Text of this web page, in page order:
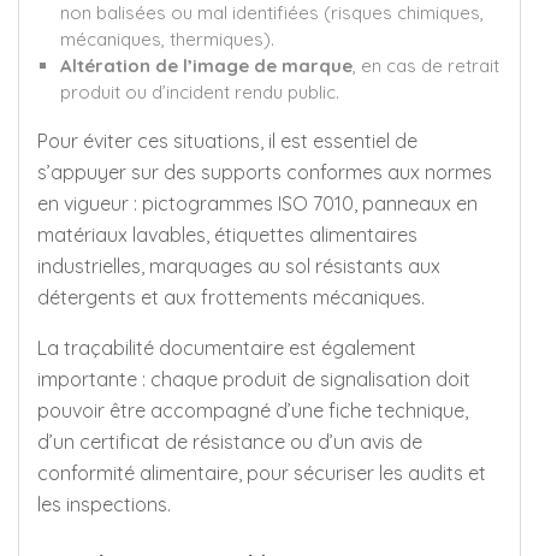
non balisées ou mal identifiées (risques chimiques,
mécaniques, thermiques).
Altération de l’image de marque, en cas de retrait
produit ou d’incident rendu public.
Pour éviter ces situations, il est essentiel de
s’appuyer sur des supports conformes aux normes
en vigueur : pictogrammes ISO 7010, panneaux en
matériaux lavables, étiquettes alimentaires
industrielles, marquages au sol résistants aux
détergents et aux frottements mécaniques.
La traçabilité documentaire est également
importante : chaque produit de signalisation doit
pouvoir être accompagné d’une fiche technique,
d’un certificat de résistance ou d’un avis de
conformité alimentaire, pour sécuriser les audits et
les inspections.